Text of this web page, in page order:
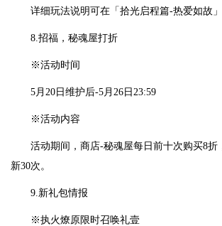
详细玩法说明可在「拾光启程篇-热爱如故
8.招福，秘魂屋打折
※活动时间
5月20日维护后-5月26日23:59
※活动内容
活动期间，商店-秘魂屋每日前十次购买8折
新30次。
9.新礼包情报
※执火燎原限时召唤礼壹